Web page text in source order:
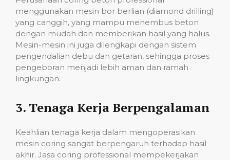
menggunakan mesin bor berlian (diamond drilling)
yang canggih, yang mampu menembus beton
dengan mudah dan memberikan hasil yang halus.
Mesin-mesin ini juga dilengkapi dengan sistem
pengendalian debu dan getaran, sehingga proses
pengeboran menjadi lebih aman dan ramah
lingkungan.
3. Tenaga Kerja Berpengalaman
Keahlian tenaga kerja dalam mengoperasikan
mesin coring sangat berpengaruh terhadap hasil
akhir. Jasa coring professional mempekerjakan